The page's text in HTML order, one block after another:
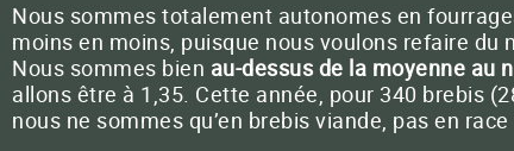
Nous sommes totalement autonomes en
moins en moins, puisque nous voulons refaire
Nous sommes bien au-dessus de la moyenne au
allons être à 1,35. Cette année, pour 340 brebis
nous ne sommes qu’en brebis viande, pas en